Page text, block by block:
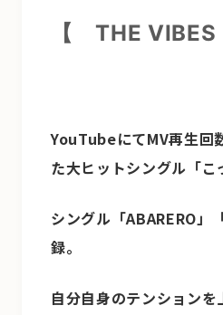
【 THE VIBES
YouTubeにてMV再生回
た大ヒットシングル「こ
シングル「ABARERO」
録。
自分自身のテンション